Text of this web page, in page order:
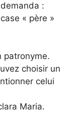
:
« père »
patronyme.
choisir un
celui
Maria.